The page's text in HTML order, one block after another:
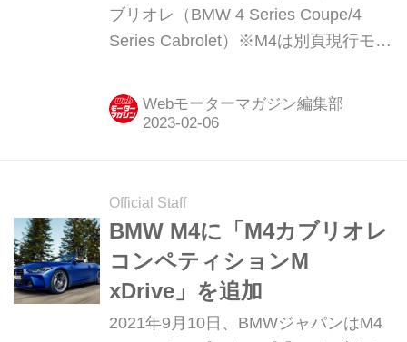
ブリオレ（BMW 4 Series Coupe/4
Series Cabrolet）※M4は別頁現行モデ
格：667万円〜1112万円
Webモーターマガジン編集部
Official Staff
BMW M4に「M4カブリオレ
コンペティションM
xDrive」を追加
2021年9月10日、BMWジャパンはM4